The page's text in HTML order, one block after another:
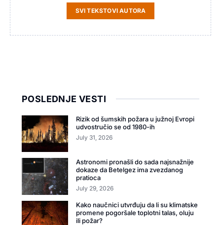
SVI TEKSTOVI AUTORA
POSLEDNJE VESTI
Rizik od šumskih požara u južnoj Evropi
udvostručio se od 1980-ih
July 31, 2026
Astronomi pronašli do sada najsnažnije
dokaze da Betelgez ima zvezdanog
pratioca
July 29, 2026
Kako naučnici utvrđuju da li su klimatske
promene pogoršale toplotni talas, oluju
ili požar?